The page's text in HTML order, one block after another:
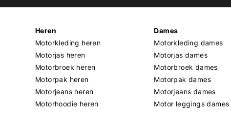
Heren
Motorkleding heren
Motorjas heren
Motorbroek heren
Motorpak heren
Motorjeans heren
Motorhoodie heren
Dames
Motorkleding dames
Motorjas dames
Motorbroek dames
Motorpak dames
Motorjeans dames
Motor leggings dames